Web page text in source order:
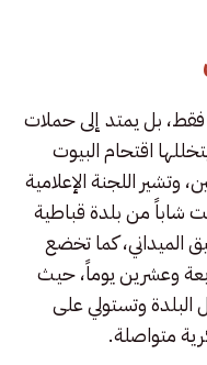
بل يمتد إلى حملات
اقتحام البيوت
وتشير اللجنة الإعلامية
شاباً من بلدة قباطية
الميداني، كما تخضع
وعشرين يوماً، حيث
البلدة وتستولي على
متواصلة.